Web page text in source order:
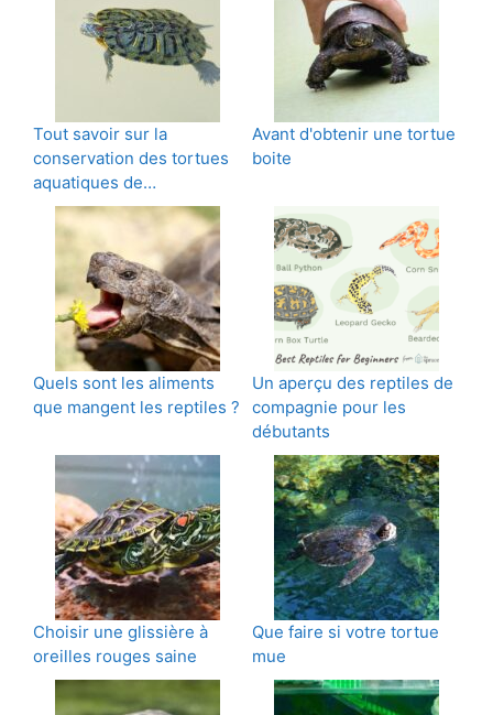
Tout savoir sur la
conservation des tortues
aquatiques de…
Avant d'obtenir une tortue
boite
Quels sont les aliments
que mangent les reptiles ?
Un aperçu des reptiles de
compagnie pour les
débutants
Choisir une glissière à
oreilles rouges saine
Que faire si votre tortue
mue